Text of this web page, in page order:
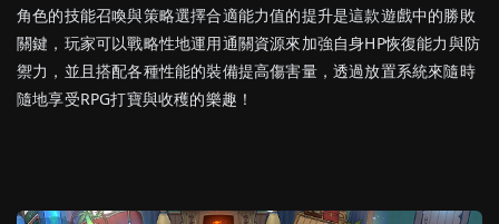
角色的技能召喚與策略選擇合適能力值的提升是這款遊戲中的勝敗
關鍵，玩家可以戰略性地運用通關資源來加強自身HP恢復能力與防
禦力，並且搭配各種性能的裝備提高傷害量，透過放置系統來隨時
隨地享受RPG打寶與收穫的樂趣！